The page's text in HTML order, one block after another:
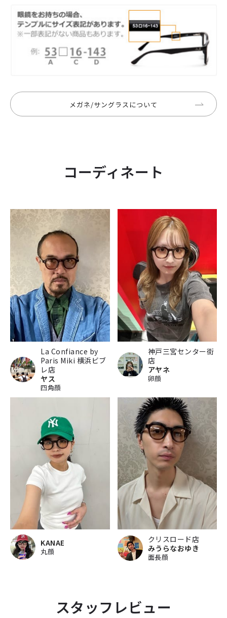
メガネ/サングラスについて
コーディネート
La Confiance by
Paris Miki 横浜ビブ
レ店
ヤス
四角顔
神戸三宮センター街
店
アヤネ
卵顔
KANAE
丸顔
クリスロード店
みうらなおゆき
面長顔
スタッフレビュー